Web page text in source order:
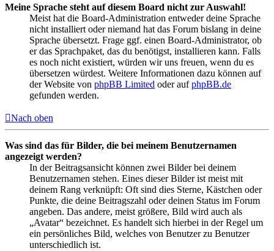
Meine Sprache steht auf diesem Board nicht zur Auswahl!
Meist hat die Board-Administration entweder deine Sprache
nicht installiert oder niemand hat das Forum bislang in deine
Sprache übersetzt. Frage ggf. einen Board-Administrator, ob
er das Sprachpaket, das du benötigst, installieren kann. Falls
es noch nicht existiert, würden wir uns freuen, wenn du es
übersetzen würdest. Weitere Informationen dazu können auf
der Website von phpBB Limited oder aufphpBB.de
gefunden werden.
Nach oben
Was sind das für Bilder, die bei meinem Benutzernamen
angezeigt werden?
In der Beitragsansicht können zwei Bilder bei deinem
Benutzernamen stehen. Eines dieser Bilder ist meist mit
deinem Rang verknüpft: Oft sind dies Sterne, Kästchen oder
Punkte, die deine Beitragszahl oder deinen Status im Forum
angeben. Das andere, meist größere, Bild wird auch als
„Avatar“ bezeichnet. Es handelt sich hierbei in der Regel um
ein persönliches Bild, welches von Benutzer zu Benutzer
unterschiedlich ist.